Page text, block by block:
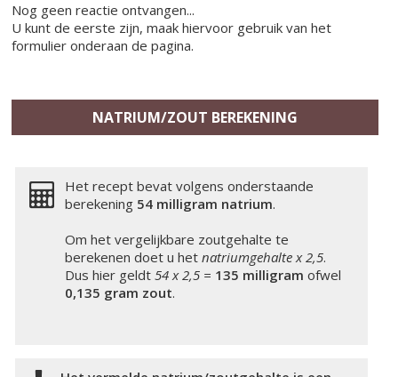
Nog geen reactie ontvangen...
U kunt de eerste zijn, maak hiervoor gebruik van het
formulier onderaan de pagina.
NATRIUM/ZOUT BEREKENING
Het recept bevat volgens onderstaande
berekening 54 milligram natrium.
Om het vergelijkbare zoutgehalte te
berekenen doet u hetnatriumgehalte x 2,5.
Dus hier geldt54 x 2,5 = 135 milligram ofwel
0,135 gram zout.